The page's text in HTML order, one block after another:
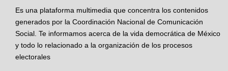
Es una plataforma multimedia que concentra los contenidos
generados por la Coordinación Nacional de Comunicación
Social. Te informamos acerca de la vida democrática de México
y todo lo relacionado a la organización de los procesos
electorales